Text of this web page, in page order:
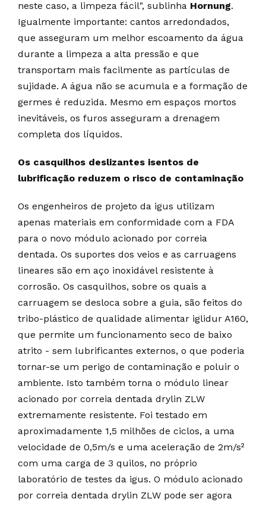
neste caso, a limpeza fácil", sublinha Hornung.
Igualmente importante: cantos arredondados,
que asseguram um melhor escoamento da água
durante a limpeza a alta pressão e que
transportam mais facilmente as partículas de
sujidade. A água não se acumula e a formação de
germes é reduzida. Mesmo em espaços mortos
inevitáveis, os furos asseguram a drenagem
completa dos líquidos.
Os casquilhos deslizantes isentos de
lubrificação reduzem o risco de contaminação
Os engenheiros de projeto da igus utilizam
apenas materiais em conformidade com a FDA
para o novo módulo acionado por correia
dentada. Os suportes dos veios e as carruagens
lineares são em aço inoxidável resistente à
corrosão. Os casquilhos, sobre os quais a
carruagem se desloca sobre a guia, são feitos do
tribo-plástico de qualidade alimentar iglidur A160,
que permite um funcionamento seco de baixo
atrito - sem lubrificantes externos, o que poderia
tornar-se um perigo de contaminação e poluir o
ambiente. Isto também torna o módulo linear
acionado por correia dentada drylin ZLW
extremamente resistente. Foi testado em
aproximadamente 1,5 milhões de ciclos, a uma
velocidade de 0,5m/s e uma aceleração de 2m/s²
com uma carga de 3 quilos, no próprio
laboratório de testes da igus. O módulo acionado
por correia dentada drylin ZLW pode ser agora